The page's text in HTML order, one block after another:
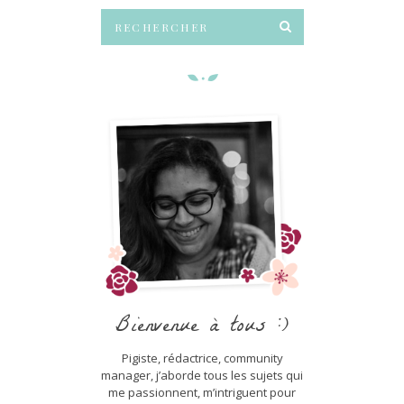
Bienvenue à tous :)
Pigiste, rédactrice, community
manager, j’aborde tous les sujets qui
me passionnent, m’intriguent pour